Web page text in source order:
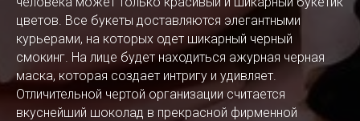
цветов. Все букеты доставляются элегантными
курьерами, на которых одет шикарный черный
смокинг. На лице будет находиться ажурная черная
маска, которая создает интригу и удивляет.
Отличительной чертой организации считается
вкуснейший шоколад в прекрасной фирменной